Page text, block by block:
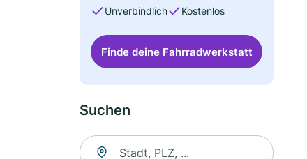
Unverbindlich Kostenlos
Finde deine Fahrradwerkstatt
Suchen
Suche nach Ort